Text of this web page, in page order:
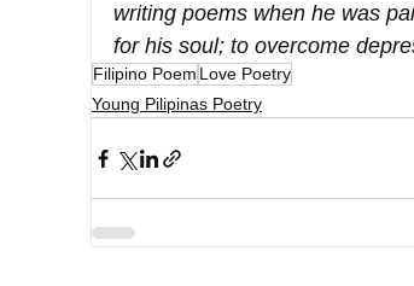
writing poems when he was
for his soul; to overcome
Filipino Poem Love Poetry
Young Pilipinas Poetry